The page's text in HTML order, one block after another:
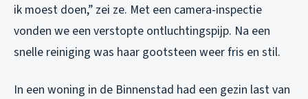
ik moest doen,” zei ze. Met een camera-inspectie
vonden we een verstopte ontluchtingspijp. Na een
snelle reiniging was haar gootsteen weer fris en stil.
In een woning in de Binnenstad had een gezin last van